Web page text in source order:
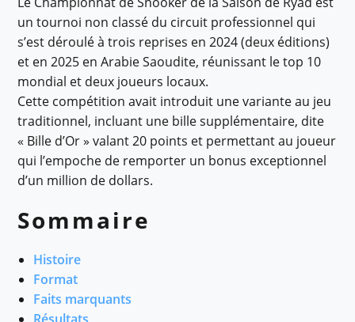
un tournoi non classé du circuit professionnel qui
s’est déroulé à trois reprises en 2024 (deux éditions)
et en 2025 en Arabie Saoudite, réunissant le top 10
mondial et deux joueurs locaux.
Cette compétition avait introduit une variante au jeu
traditionnel, incluant une bille supplémentaire, dite
« Bille d’Or » valant 20 points et permettant au joueur
qui l’empoche de remporter un bonus exceptionnel
d’un million de dollars.
Sommaire
Histoire
Format
Faits marquants